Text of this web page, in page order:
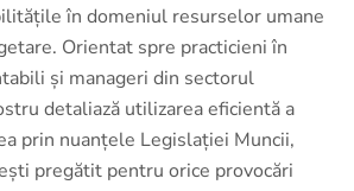
în domeniul resurselor umane
Orientat spre practicieni în
și manageri din sectorul
detaliază utilizarea eficientă a
prin nuanțele Legislației Muncii,
pregătit pentru orice provocări